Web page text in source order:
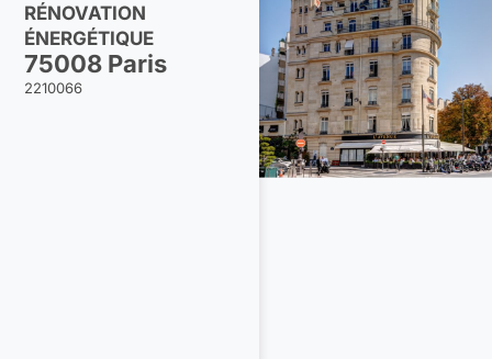
RÉNOVATION
ÉNERGÉTIQUE
75008 Paris
2210066